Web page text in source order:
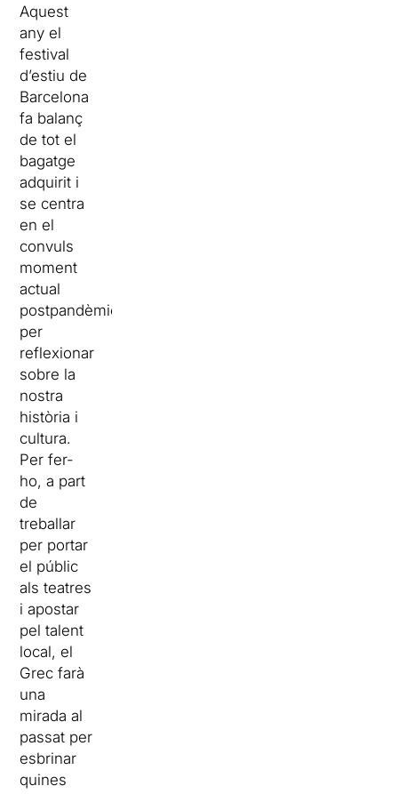
Aquest
any el
festival
d’estiu de
Barcelona
fa balanç
de tot el
bagatge
adquirit i
se centra
en el
convuls
moment
actual
postpandèmic
per
reflexionar
sobre la
nostra
història i
cultura.
Per fer-
ho, a part
de
treballar
per portar
el públic
als teatres
i apostar
pel talent
local, el
Grec farà
una
mirada al
passat per
esbrinar
quines